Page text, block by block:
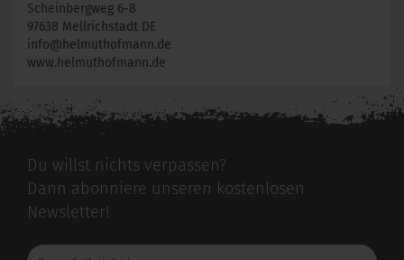
Scheinbergweg 6-8
97638 Mellrichstadt DE
info@helmuthofmann.de
www.helmuthofmann.de
Du willst nichts verpassen?
Dann abonniere unseren kostenlosen
Newsletter!
Deine